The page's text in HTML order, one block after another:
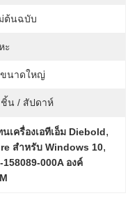
ต้นฉบับ
ะ
นาดใหญ่
ชิ้น / สัปดาห์
เครื่องเอทีเอ็ม Diebold,
สําหรับ Windows 10,
000A องค์